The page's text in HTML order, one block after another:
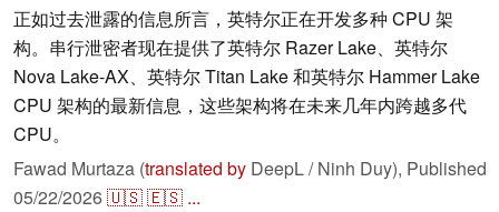
正如过去泄露的信息所言，英特尔正在开发多种 CPU 架
构。串行泄密者现在提供了英特尔 Razer Lake、英特尔
Nova Lake-AX、英特尔 Titan Lake 和英特尔 Hammer Lake
CPU 架构的最新信息，这些架构将在未来几年内跨越多代
CPU。
Fawad Murtaza (translated by DeepL / Ninh Duy), Published
05/22/2026🇺🇸🇪🇸 ...